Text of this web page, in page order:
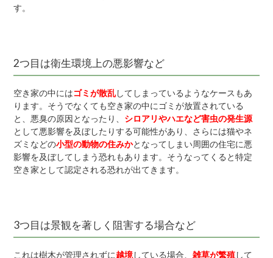
す。
2つ目は衛生環境上の悪影響など
空き家の中にはゴミが散乱してしまっているようなケースもあ
ります。そうでなくても空き家の中にゴミが放置されている
と、悪臭の原因となったり、 シロアリやハエなど害虫の発生源
として悪影響を及ぼしたりする可能性があり、さらには猫やネ
ズミなどの小型の動物の住みかとなってしまい周囲の住宅に悪
影響を及ぼしてしまう恐れもあります。そうなってくると特定
空き家として認定される恐れが出てきます。
3つ目は景観を著しく阻害する場合など
これは樹木が管理されずに越境している場合、雑草が繁殖して